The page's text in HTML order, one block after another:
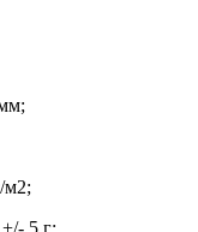
м2;
5 г;